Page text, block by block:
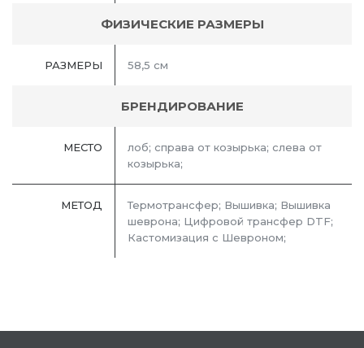
ФИЗИЧЕСКИЕ РАЗМЕРЫ
РАЗМЕРЫ 58,5 см
БРЕНДИРОВАНИЕ
МЕСТО
лоб; справа от козырька; слева от
козырька;
МЕТОД
Термотрансфер; Вышивка; Вышивка
шеврона; Цифровой трансфер DTF;
Кастомизация с Шевроном;